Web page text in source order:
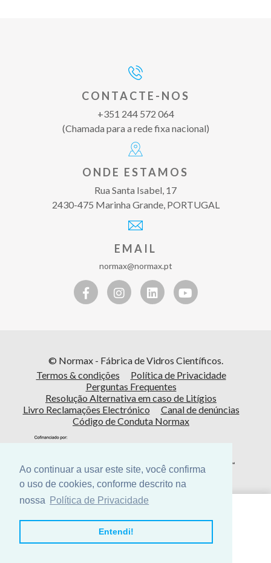
Ao continuar a usar este site, você confirma
o uso de cookies, conforme descrito na
nossa
Política de Privacidade
Entendi!
CONTACTE-NOS
+351 244 572 064
(Chamada para a rede fixa nacional)
ONDE ESTAMOS
Rua Santa Isabel, 17
2430-475 Marinha Grande, PORTUGAL
EMAIL
normax@normax.pt
© Normax - Fábrica de Vidros Científicos.
Termos & condições
Política de Privacidade
Perguntas Frequentes
Resolução Alternativa em caso de Litígios
Livro Reclamações Electrónico
Canal de denúncias
Código de Conduta Normax